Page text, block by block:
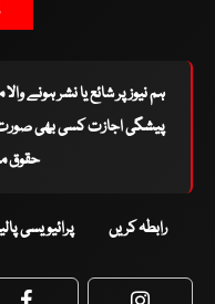
ہم نیوز پر شائع یا نشر ہونے
پیشگی اجازت کسی بھی صورت
حقوق
رابطہ کریں پرائیویسی